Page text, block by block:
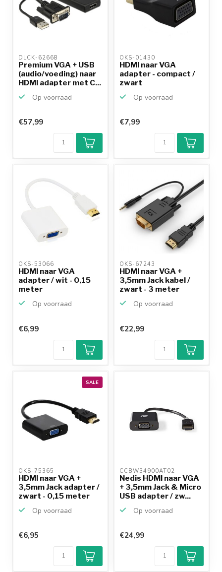
DLCK-62668
Premium VGA + USB
(audio/voeding) naar
HDMI adapter met C...
Op voorraad
€57,99
OKS-01430
HDMI naar VGA
adapter - compact /
zwart
Op voorraad
€7,99
OKS-53066
HDMI naar VGA
adapter / wit - 0,15
meter
Op voorraad
€6,99
OKS-67243
HDMI naar VGA +
3,5mm Jack kabel /
zwart - 3 meter
Op voorraad
€22,99
SALE
OKS-75365
HDMI naar VGA +
3,5mm Jack adapter /
zwart - 0,15 meter
Op voorraad
€6,95
CCBW34900AT02
Nedis HDMI naar VGA
+ 3,5mm Jack & Micro
USB adapter / zw...
Op voorraad
€24,99